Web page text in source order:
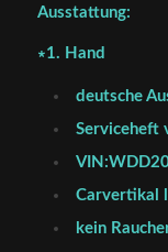
Ausstattung:
∗1. Hand
deutsche
Serviceheft
Carvertikal
kein